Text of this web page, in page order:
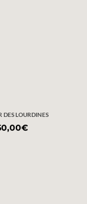
DES LOURDINES
€